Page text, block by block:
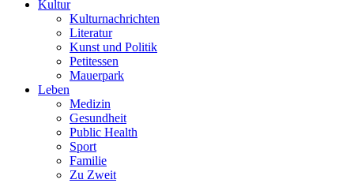
Kultur
Kulturnachrichten
Literatur
Kunst und Politik
Petitessen
Mauerpark
Leben
Medizin
Gesundheit
Public Health
Sport
Familie
Zu Zweit